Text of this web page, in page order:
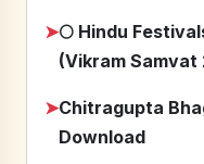
➤🌕 Hindu
(Vikram Samvat
➤Chitragupta
Download